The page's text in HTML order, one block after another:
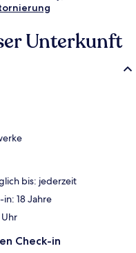
Unterkunft
bis: jederzeit
18 Jahre
Check-in